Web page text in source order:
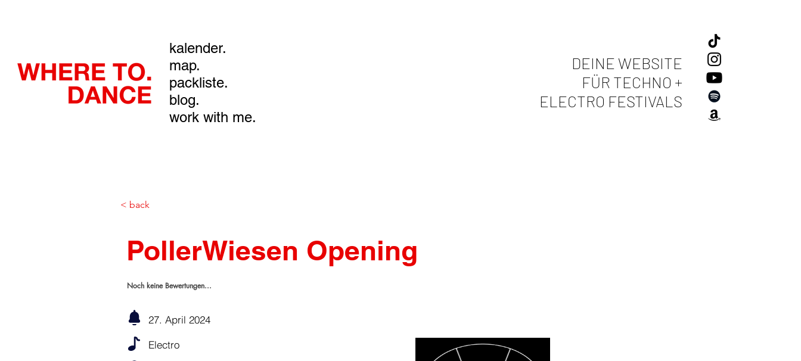
kalender.
map.
packliste.
blog.
work with me.
DEINE WEBSITE
FÜR TECHNO +
ELECTRO FESTIVALS
PollerWiesen Opening
Noch keine Bewertungen...
27. April 2024
Electro
< back